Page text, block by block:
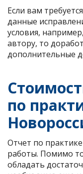
Если вам
данные
условия,
автору, то
дополнительные
по
Отчет по
работы. Помимо
обладать